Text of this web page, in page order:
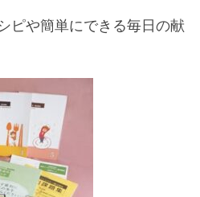
ピや簡単にできる毎日の献